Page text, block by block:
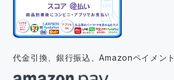
代金引換、銀行振込、Amazonペイメント